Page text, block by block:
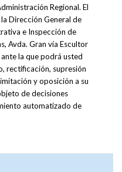
Regional. El
Dirección General de
e Inspección de
Avda. Gran vía Escultor
la que podrá usted
rectificación, supresión
y oposición a su
de decisiones
automatizado de